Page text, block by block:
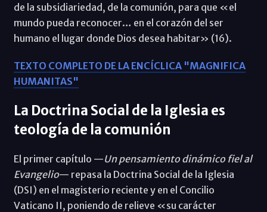
de la subsidiariedad, de la comunión, para que «el
mundo pueda reconocer… en el corazón del ser
humano el lugar donde Dios desea habitar» (16).
TEXTO COMPLETO DE LA ENCÍCLICA "MAGNIFICA
HUMANITAS"
La Doctrina Social de la Iglesia es
teología de la comunión
El primer capítulo —Un pensamiento dinámico fiel al
Evangelio— repasa la Doctrina Social de la Iglesia
(DSI) en el magisterio reciente y en el Concilio
Vaticano II, poniendo de relieve «su carácter